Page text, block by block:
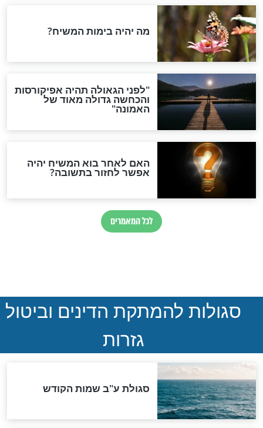
- דיני שבת
חדשות יהדות
נהרגו בדרום לבנון
ההסכם החשאי של טראמפ
ואיראן: בלי שקיפות ועם הרבה
סימני שאלה
במרתפי מוסקבה: כתב היד
הנדיר של הרשב"ם התגלה
"מודה לקב"ה על כל השנים"